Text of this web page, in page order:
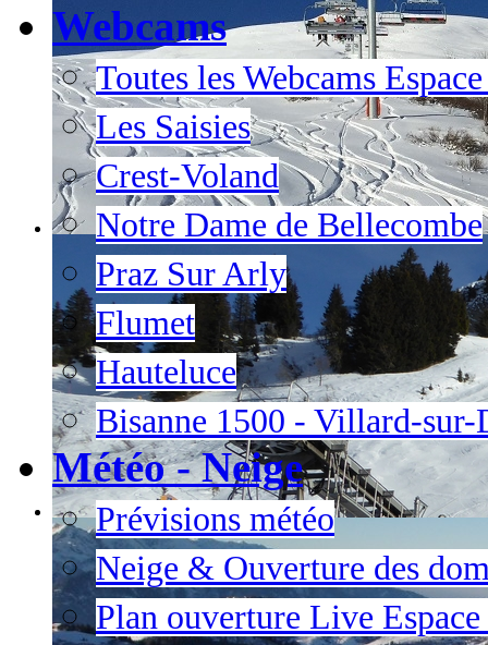
Webcams
Toutes les Webcams
Les Saisies
Crest-Voland
Notre Dame de Bellecombe
Praz Sur Arly
Flumet
Hauteluce
Bisanne 1500 - Villard-sur-
Météo - Neige
Prévisions météo
Neige & Ouverture des
Plan ouverture Live